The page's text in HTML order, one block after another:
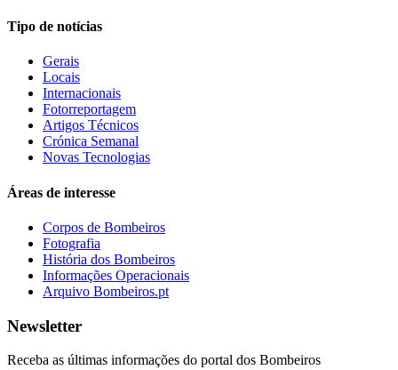
Tipo de notícias
Gerais
Locais
Internacionais
Fotorreportagem
Artigos Técnicos
Crónica Semanal
Novas Tecnologias
Áreas de interesse
Corpos de Bombeiros
Fotografia
História dos Bombeiros
Informações Operacionais
Arquivo Bombeiros.pt
Newsletter
Receba as últimas informações do portal dos Bombeiros